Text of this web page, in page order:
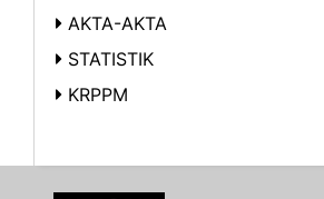
AKTA-AKTA
STATISTIK
KRPPM